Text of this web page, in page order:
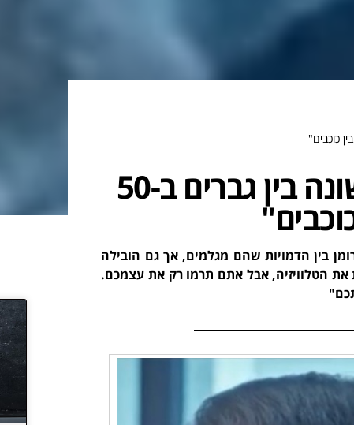
נשיקה בין כוכבים: נשיקה ראשונה בין גברים ב-50
בין הדמויות שהם מגלמים, אך גם הובילה
את הטלוויזיה, אבל אתם תרמו רק את עצמכם.